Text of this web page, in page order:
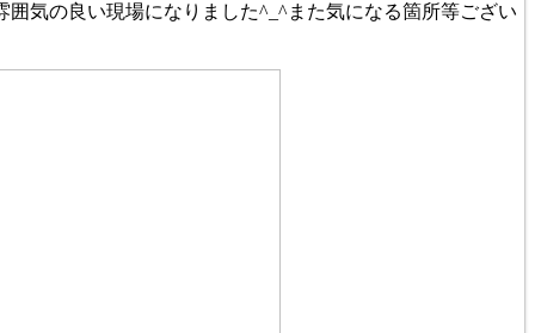
気の良い現場になりました^_^また気になる箇所等ござい